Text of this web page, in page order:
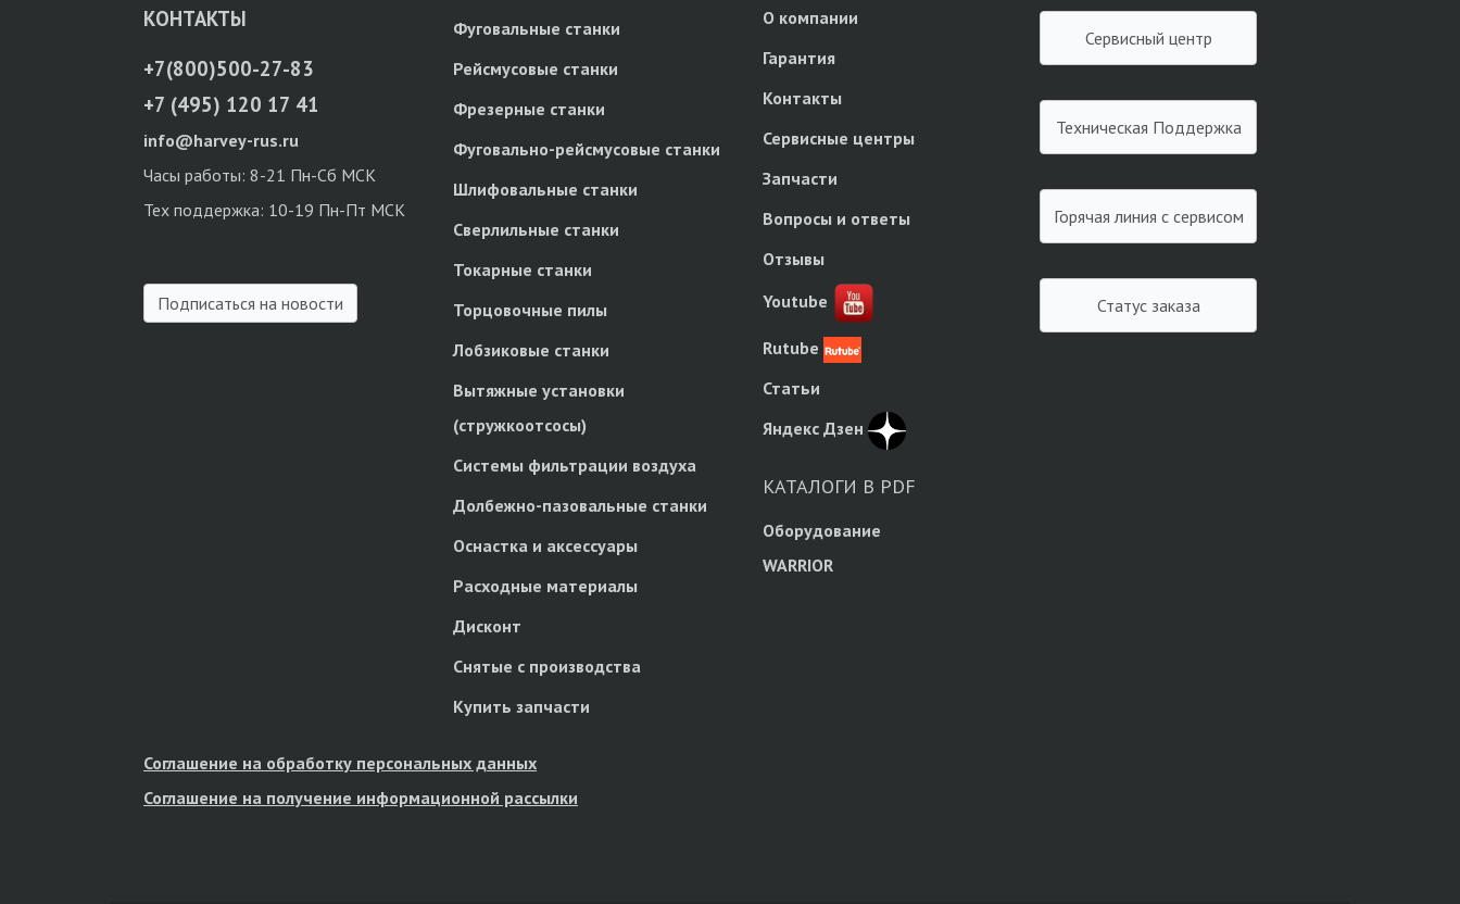
О компании
Гарантия
Контакты
Сервисные центры
Запчасти
Вопросы и ответы
Отзывы
Youtube
Rutube
Статьи
Яндекс Дзен
КАТАЛОГИ В PDF
Оборудование
WARRIOR
Фуговальные станки
Рейсмусовые станки
Фрезерные станки
Фуговально-рейсмусовые станки
Шлифовальные станки
Сверлильные станки
Токарные станки
Торцовочные пилы
Лобзиковые станки
Вытяжные установки
(стружкоотсосы)
Системы фильтрации воздуха
Долбежно-пазовальные станки
Оснастка и аксессуары
Расходные материалы
Дисконт
Снятые с производства
Купить запчасти
Сервисный центр
Техническая Поддержка
Горячая линия с сервисом
Статус заказа
КОНТАКТЫ
+7(800)500-27-83
+7 (495) 120 17 41
info@harvey-rus.ru
Часы работы: 8-21 Пн-Сб МСК
Тех поддержка: 10-19 Пн-Пт МСК
Подписаться на новости
Соглашение на обработку персональных данных
Соглашение на получение информационной рассылки